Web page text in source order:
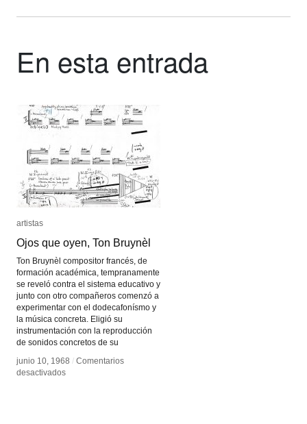
En esta entrada
artistas
Ojos que oyen, Ton Bruynèl
Ton Bruynèl compositor francés, de
formación académica, tempranamente
se reveló contra el sistema educativo y
junto con otro compañeros comenzó a
experimentar con el dodecafonísmo y
la música concreta. Eligió su
instrumentación con la reproducción
de sonidos concretos de su
junio 10, 1968 / Comentarios
desactivadosen
artistas
Ojos que oyen, Ton Bruynèl
junio 10, 1968 / Comentarios
desactivadosen